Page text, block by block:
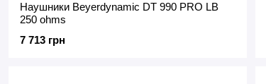
Наушники Beyerdynamic DT 990 PRO LB
250 ohms
7 713 грн